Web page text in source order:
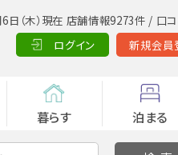
日（木）現在 店舗情報9273件 / 口
ログイン
新規会員
暮らす 泊まる